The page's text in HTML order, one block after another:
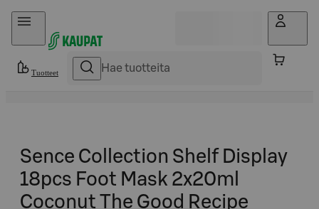
Hyppää sisältöön
Tuotteet
Sence Collection Shelf Display
18pcs Foot Mask 2x20ml
Coconut The Good Recipe